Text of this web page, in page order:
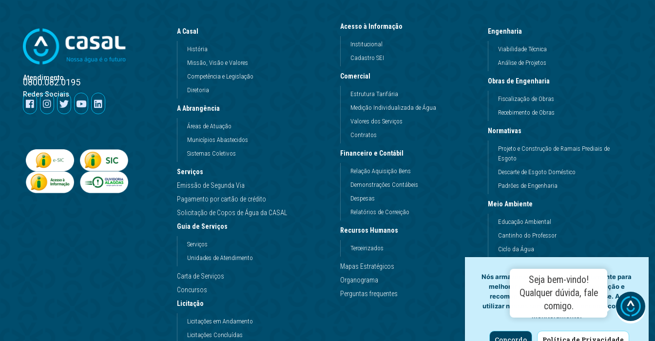
Atendimento
0800.082.0195
Redes Sociais
A Casal
História
Missão, Visão e Valores
Competência e Legislação
Diretoria
A Abrangência
Áreas de Atuação
Municípios Abastecidos
Sistemas Coletivos
Serviços
Emissão de Segunda Via
Pagamento por cartão de crédito
Solicitação de Copos de Água da CASAL
Guia de Serviços
Serviços
Unidades de Atendimento
Carta de Serviços
Concursos
Licitação
Licitações em Andamento
Licitações Concluídas
Acesso à Informação
Institucional
Cadastro SEI
Comercial
Estrutura Tarifária
Medição Individualizada de Água
Valores dos Serviços
Contratos
Financeiro e Contábil
Relação Aquisição Bens
Demonstrações Contábeis
Despesas
Relatórios de Correição
Recursos Humanos
Terceirizados
Mapas Estratégicos
Organograma
Perguntas frequentes
Engenharia
Viabilidade Técnica
Análise de Projetos
Obras de Engenharia
Fiscalização de Obras
Recebimento de Obras
Normativas
Projeto e Construção de Ramais Prediais de
Esgoto
Descarte de Esgoto Doméstico
Padrões de Engenharia
Meio Ambiente
Educação Ambiental
Cantinho do Professor
Ciclo da Água
Dinâmicas da Escola
Princípios de Higiene
Utilização da Água
Fale Conosco
Nós armazenamos dados temporariamente para
melhorar a sua experiência de navegação e
recomendar conteúdo de seu interesse. Ao
utilizar nossos serviços, você concorda com tal
Seja bem-vindo!
Qualquer dúvida, fale
comigo.